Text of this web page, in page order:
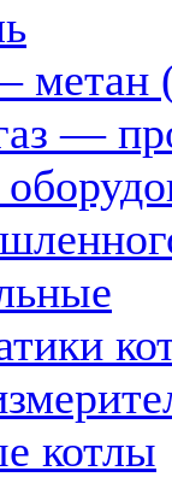
метан
—
котлы